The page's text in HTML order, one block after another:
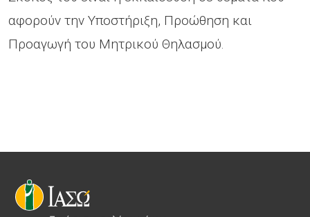
αφορούν την Υποστήριξη, Προώθηση και
Προαγωγή του Μητρικού Θηλασμού.